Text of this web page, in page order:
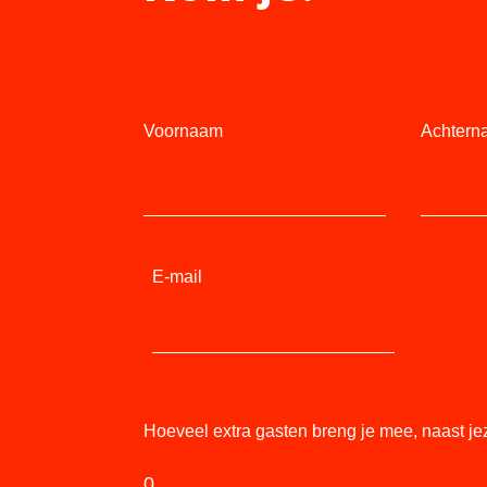
Voornaam
E-mail
Hoeveel extra gasten breng je mee, naast